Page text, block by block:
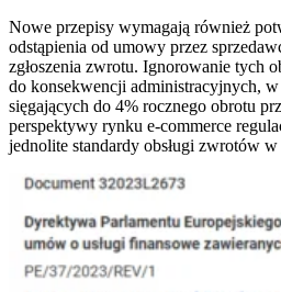
Nowe przepisy wymagają również
odstąpienia od umowy przez
zgłoszenia zwrotu. Ignorowanie tych
do konsekwencji administracyjnych,
sięgających do 4% rocznego obrotu
perspektywy rynku e-commerce
jednolite standardy obsługi zwrotów